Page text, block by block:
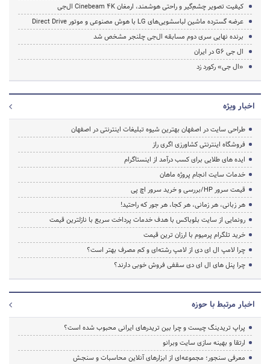
کیفیت تصویر چشم‌گیر و راحتی هوشمند، ارمغان Cinebeam 4K ال‌جی
عرضه گسترده ماشین لباسشویی‌های LG با هوش مصنوعی و موتور Direct Drive
برنده نهایی سری دوم مسابقه ال‌جی چلنجر مشخص شد
ال جی G6 در ایران
«ال جی» رکورد زد
اخبار ویژه
طراحی سایت در اصفهان بهترین شیوه تبلیغات اینترنتی در اصفهان
فروشگاه اینترنتی کشاورزی اگری راز
ایده های طلایی برای کسب درآمد از اینستاگرام
خدمات سایت انجام پروژه ماهان
قیمت سرور HP/بررسی و خرید سرور اچ پی
هر زبانی، هر زمانی، هر کجا، هر جور که راحتید!
رونمایی از سایت بلوباکس با هدف خدمات پرداخت سریع با نازلترین قیمت
خرید تلگرام پرمیوم با ارزان ترین قیمت
چرا لامپ ال ای دی از لامپ رشته‌ای و کم مصرف بهتر است؟
چرا پنل های ال ای دی سقفی فروش خوبی دارند؟
اخبار مرتبط با حوزه
پراپ تریدینگ چیست و چرا بین تریدرهای ایرانی محبوب شده است؟
ارتقا و بهینه سازی سایت وبرانو
معرفی سنجور؛ مجموعه‌ای از ابزارهای آنلاین محاسبات و سنجش